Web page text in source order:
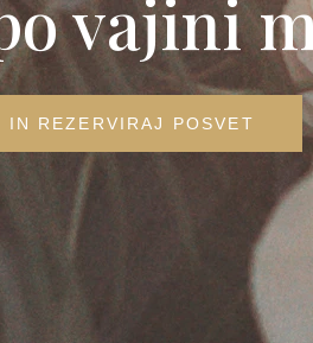
vajini
IN REZERVIRAJ POSVET